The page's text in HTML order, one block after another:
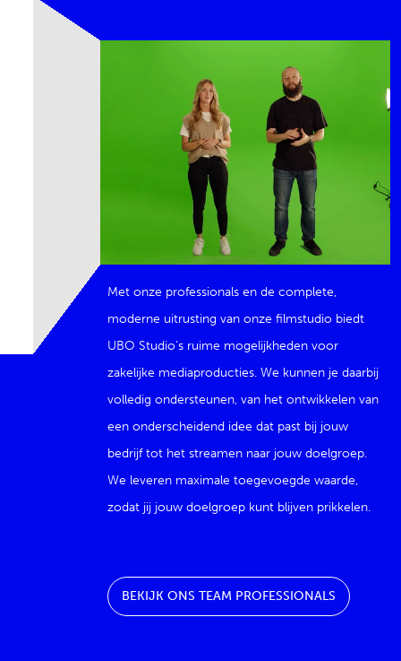
Met onze professionals en de complete,
moderne uitrusting van onze filmstudio biedt
UBO Studio’s ruime mogelijkheden voor
zakelijke mediaproducties. We kunnen je daarbij
volledig ondersteunen, van het ontwikkelen van
een onderscheidend idee dat past bij jouw
bedrijf tot het streamen naar jouw doelgroep.
We leveren maximale toegevoegde waarde,
zodat jij jouw doelgroep kunt blijven prikkelen.
BEKIJK ONS TEAM PROFESSIONALS